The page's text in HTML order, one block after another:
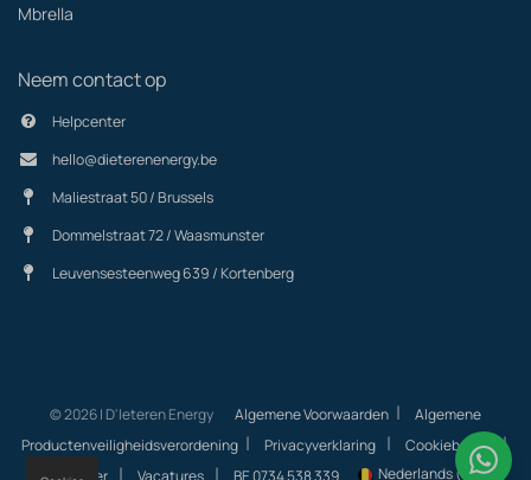
Mbrella
Neem contact op
Helpcenter
hello@dieterenenergy.be
Maliestraat 50 / Brussels
Dommelstraat 72 / Waasmunster
Leuvensesteenweg 639 / Kortenberg
© 2026 | D'Ieteren Energy Algemene Voorwaarden |
Algemene
Productenveiligheidsverordening| Privacyverklaring| Cookiebeleid|
Helpcenter |Vacatures |BE 0734 538 339 Nederlands (BE)